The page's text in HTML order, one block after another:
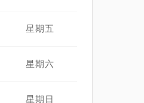
星期五
星期六
星期日